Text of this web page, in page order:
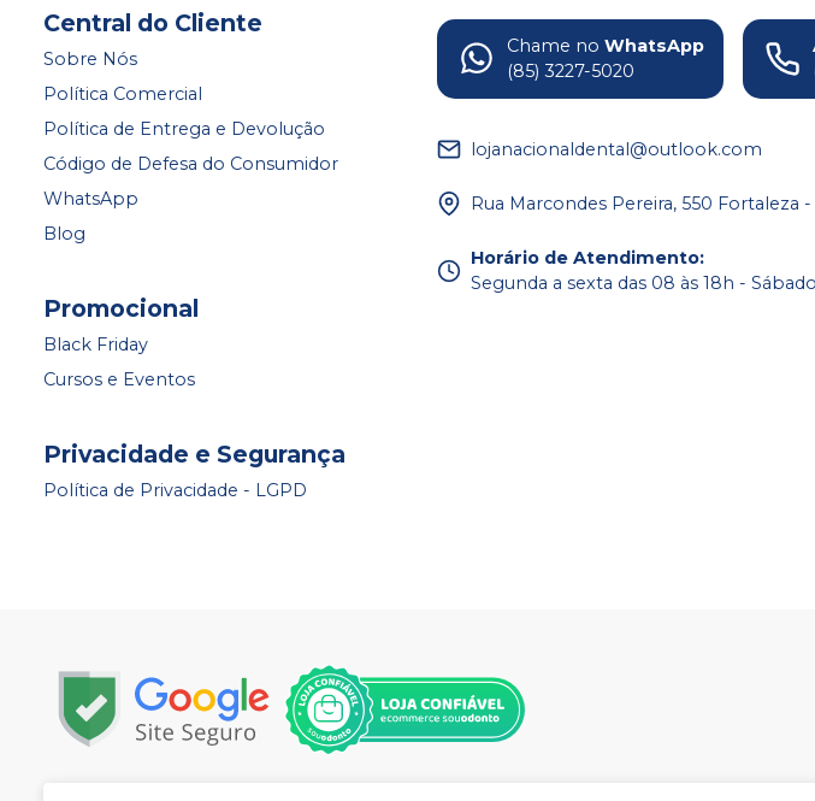
Central do Cliente
Sobre Nós
Política Comercial
Política de Entrega e Devolução
Código de Defesa do Consumidor
WhatsApp
Blog
Promocional
Black Friday
Cursos e Eventos
Privacidade e Segurança
Política de Privacidade - LGPD
Chame no WhatsApp
(85) 3227-5020
lojanacionaldental@outlook.com
Rua Marcondes Pereira, 550 Fortaleza -
Horário de Atendimento:
Segunda a sexta das 08 às 18h -